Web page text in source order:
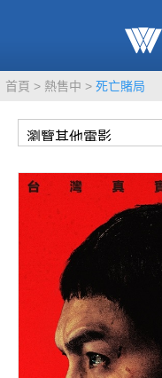
首頁 熱售中 死亡賭局
TITAN SCREEN
MUCROWN
IMAX
4DX
VR 演唱會
GOLD CLASS
AD口述影像
LIVE演唱會